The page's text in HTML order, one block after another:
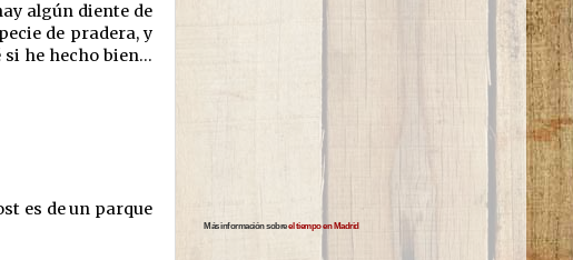
algún diente de
de pradera, y
he hecho bien...
es de un parque
Más información sobreel tiempo en Madrid